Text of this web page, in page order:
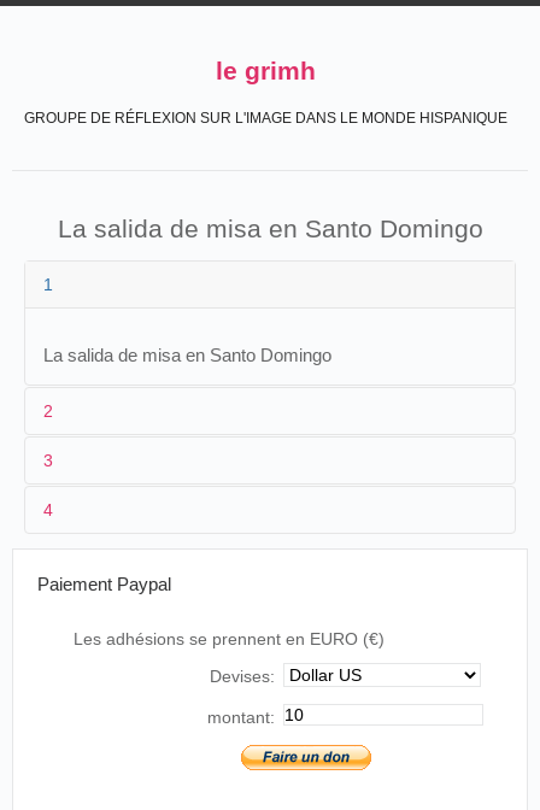
le grimh
GROUPE DE RÉFLEXION SUR L'IMAGE DANS LE MONDE HISPANIQUE
La salida de misa en Santo Domingo
1
La salida de misa en Santo Domingo
2
1
2
3
< 03/01/1898
4
Espagne,Salamanque
3
4
Paiement Paypal
Les adhésions se prennent en EURO (€)
Devises:
montant: